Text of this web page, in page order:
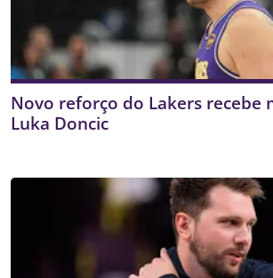
Novo reforço do Lakers recebe
Luka Doncic